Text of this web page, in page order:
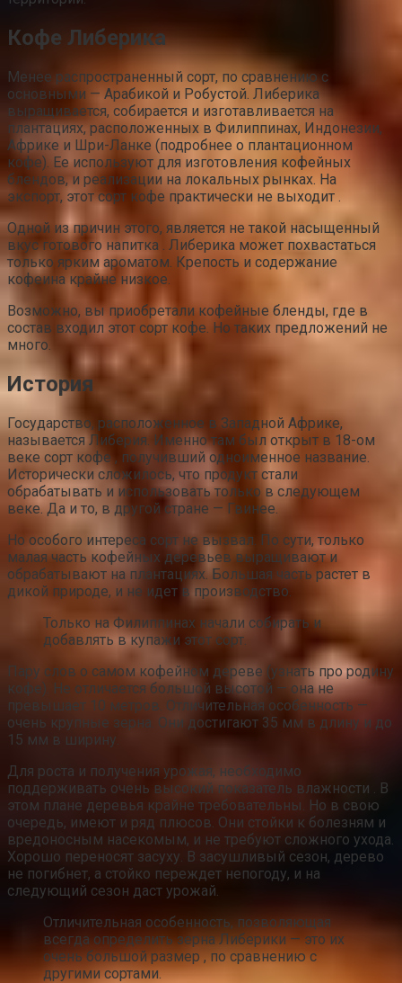
Кофе Либерика
Менее распространенный сорт, по сравнению с
основными — Арабикой и Робустой. Либерика
выращивается, собирается и изготавливается на
плантациях, расположенных в Филиппинах, Индонезии,
Африке и Шри-Ланке (подробнее о плантационном
кофе). Ее используют для изготовления кофейных
блендов, и реализации на локальных рынках. На
экспорт, этот сорт кофе практически не выходит .
Одной из причин этого, является не такой насыщенный
вкус готового напитка . Либерика может похвастаться
только ярким ароматом. Крепость и содержание
кофеина крайне низкое.
Возможно, вы приобретали кофейные бленды, где в
состав входил этот сорт кофе. Но таких предложений не
много.
История
Государство, расположенное в Западной Африке,
называется Либерия. Именно там был открыт в 18-ом
веке сорт кофе , получивший одноименное название.
Исторически сложилось, что продукт стали
обрабатывать и использовать только в следующем
веке. Да и то, в другой стране — Гвинее.
Но особого интереса сорт не вызвал. По сути, только
малая часть кофейных деревьев выращивают и
обрабатывают на плантациях. Большая часть растет в
дикой природе, и не идет в производство.
Только на Филиппинах начали собирать и
добавлять в купажи этот сорт.
Пару слов о самом кофейном дереве (узнать про родину
кофе). Не отличается большой высотой — она не
превышает 10 метров. Отличительная особенность —
очень крупные зерна. Они достигают 35 мм в длину и до
15 мм в ширину.
Для роста и получения урожая, необходимо
поддерживать очень высокий показатель влажности . В
этом плане деревья крайне требовательны. Но в свою
очередь, имеют и ряд плюсов. Они стойки к болезням и
вредоносным насекомым, и не требуют сложного ухода.
Хорошо переносят засуху. В засушливый сезон, дерево
не погибнет, а стойко переждет непогоду, и на
следующий сезон даст урожай.
Отличительная особенность, позволяющая
всегда определить зерна Либерики — это их
очень большой размер , по сравнению с
другими сортами.